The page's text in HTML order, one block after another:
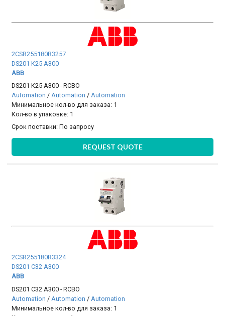
2CSR255180R3257
DS201 K25 A300
ABB
DS201 K25 A300 - RCBO
Automation /Automation /Automation
Минимальное кол-во для заказа: 1
Кол-во в упаковке: 1
Срок поставки:По запросу
REQUEST QUOTE
2CSR255180R3324
DS201 C32 A300
ABB
DS201 C32 A300 - RCBO
Automation / Automation / Automation
Минимальное кол-во для заказа: 1